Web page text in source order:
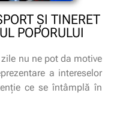
ŞI TINERET
POPORULUI
nu ne pot da motive
a intereselor
ce se întâmplă în